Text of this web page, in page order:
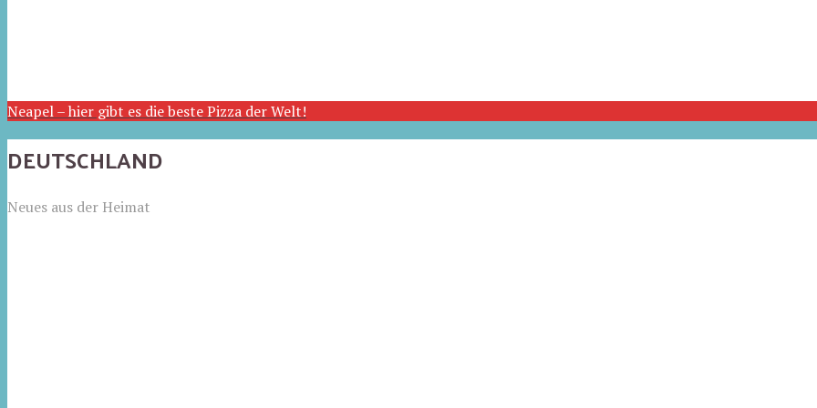
Neapel – hier gibt es die beste Pizza der Welt!
DEUTSCHLAND
Neues aus der Heimat